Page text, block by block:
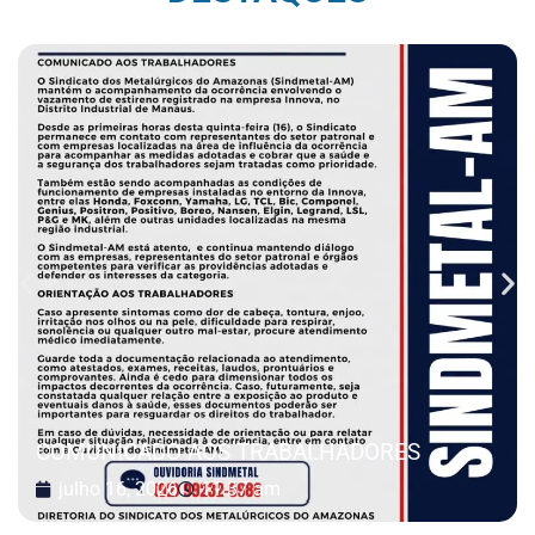
COMUNICADO AOS TRABALHADORES
julho 16, 2026 11:37 am